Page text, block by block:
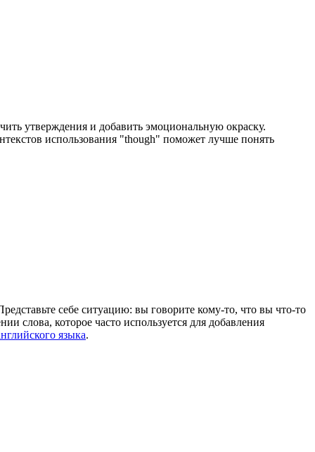
утверждения и добавить эмоциональную окраску.
использования "though" поможет лучше понять
себе ситуацию: вы говорите кому-то, что вы что-то
слова, которое часто используется для добавления
языка.